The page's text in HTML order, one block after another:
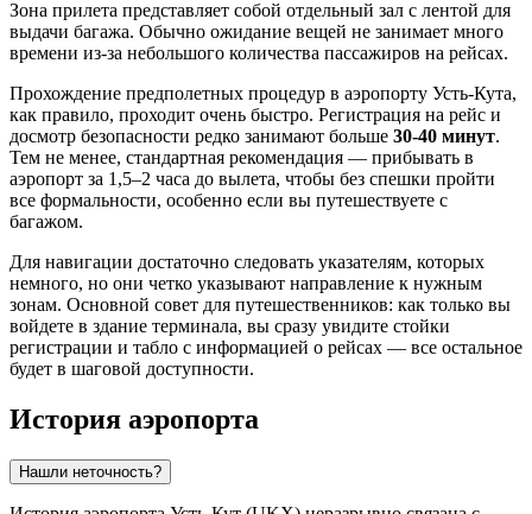
Зона прилета представляет собой отдельный зал с лентой для
выдачи багажа. Обычно ожидание вещей не занимает много
времени из-за небольшого количества пассажиров на рейсах.
Прохождение предполетных процедур в аэропорту Усть-Кута,
как правило, проходит очень быстро. Регистрация на рейс и
досмотр безопасности редко занимают больше 30-40 минут.
Тем не менее, стандартная рекомендация — прибывать в
аэропорт за 1,5–2 часа до вылета, чтобы без спешки пройти
все формальности, особенно если вы путешествуете с
багажом.
Для навигации достаточно следовать указателям, которых
немного, но они четко указывают направление к нужным
зонам. Основной совет для путешественников: как только вы
войдете в здание терминала, вы сразу увидите стойки
регистрации и табло с информацией о рейсах — все остальное
будет в шаговой доступности.
История аэропорта
Нашли неточность?